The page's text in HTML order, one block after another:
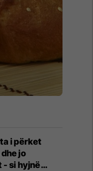
i përket
jo
- si hyjnë